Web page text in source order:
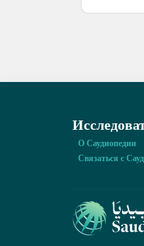
О Саудиопедии
Связаться с